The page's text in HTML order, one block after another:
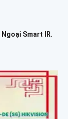
Smart IR.